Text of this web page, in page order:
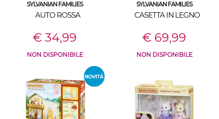
SYLVANIAN FAMILIES
AUTO ROSSA
€ 34,99
NON DISPONIBILE
SYLVANIAN FAMILIES
CASETTA IN LEGNO
€ 69,99
NON DISPONIBILE